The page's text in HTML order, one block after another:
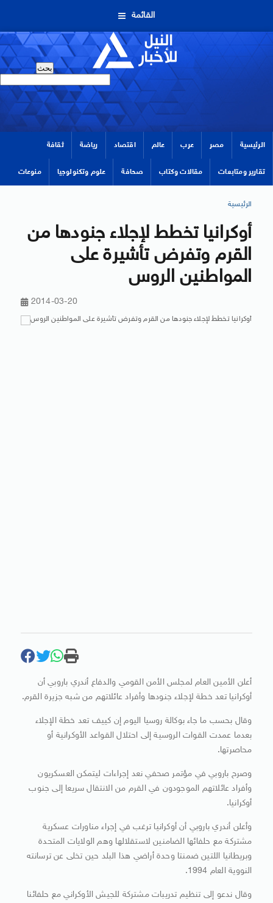
القائمة
الرئيسية مصر عرب عالم اقتصاد رياضة ثقافة
تقارير ومتابعات مقالات وكتاب صحافة علوم وتكنولوجيا منوعات
الرئيسية
أوكرانيا تخطط لإجلاء جنودها من
القرم وتفرض تأشيرة على
المواطنين الروس
2014-03-20
أعلن الأمين العام لمجلس الأمن القومي والدفاع أندري باروبي أن
أوكرانيا تعد خطة لإجلاء جنودها وأفراد عائلاتهم من شبه جزيرة القرم.
وقال بحسب ما جاء بوكالة روسيا اليوم إن كييف تعد خطة الإجلاء
بعدما عمدت القوات الروسية إلى احتلال القواعد الأوكرانية أو
محاصرتها.
وصرح باروبي في مؤتمر صحفي نعد إجراءات ليتمكن العسكريون
وأفراد عائلاتهم الموجودون في القرم من الانتقال سريعا إلى جنوب
أوكرانيا.
وأعلن أندري باروبي أن أوكرانيا ترغب في إجراء مناورات عسكرية
مشتركة مع حلفائها الضامنين لاستقلالها وهم الولايات المتحدة
وبريطانيا اللتين ضمنتا وحدة أراضي هذا البلد حين تخلى عن ترسانته
النووية العام 1994.
وقال ندعو إلى تنظيم تدريبات مشتركة للجيش الأوكراني مع حلفائنا